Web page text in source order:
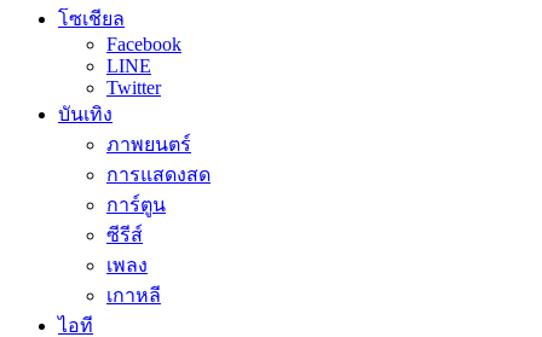
โซเชียล
Facebook
LINE
Twitter
บันเทิง
ภาพยนตร์
การแสดงสด
การ์ตูน
ซีรีส์
เพลง
เกาหลี
ไอที